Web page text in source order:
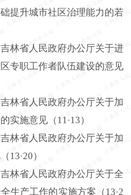
提升城市社区治理能力的若
林省人民政府办公厅关于进
专职工作者队伍建设的意见
林省人民政府办公厅关于加
实施意见（11 ·13）
林省人民政府办公厅关于加
13·20）
林省人民政府办公厅关于全
生产工作的实施方案（13·2